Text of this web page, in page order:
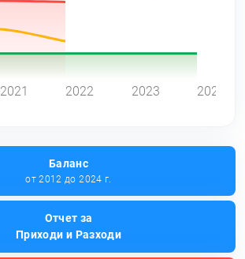
2021 2022 2023 2024
Баланс
от 2012 до 2024 г.
Отчет за
Приходи и Разходи